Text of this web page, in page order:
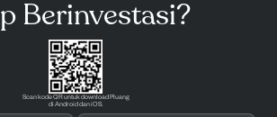
Berinvestasi?
Scan kode QR untuk download Pluang
di Android dan iOS.